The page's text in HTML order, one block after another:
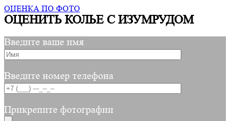
ОЦЕНКА ПО ФОТО
ОЦЕНИТЬ КОЛЬЕ С ИЗУМРУДОМ
Введите ваше имя
Введите номер телефона
Прикрепите фотографии